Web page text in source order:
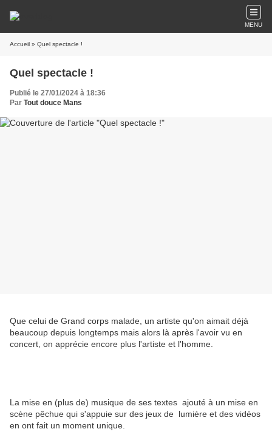
MENU
Accueil » Quel spectacle !
Quel spectacle !
Publié le 27/01/2024 à 18:36
Par Tout douce Mans
Que celui de Grand corps malade, un artiste qu'on aimait déjà
beaucoup depuis longtemps mais alors là après l'avoir vu en
concert, on apprécie encore plus l'artiste et l'homme.
La mise en (plus de) musique de ses textes ajouté à un mise en
scène pêchue qui s'appuie sur des jeux de lumière et des vidéos
en ont fait un moment unique.